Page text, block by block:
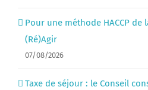
Pour une méthode HACCP de
(Ré)Agir
07/08/2026
Taxe de séjour : le Conseil